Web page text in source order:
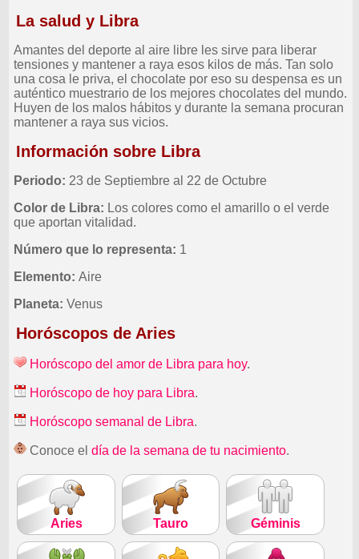
La salud y Libra
Amantes del deporte al aire libre les sirve para liberar
tensiones y mantener a raya esos kilos de más. Tan solo
una cosa le priva, el chocolate por eso su despensa es un
auténtico muestrario de los mejores chocolates del mundo.
Huyen de los malos hábitos y durante la semana procuran
mantener a raya sus vicios.
Información sobre Libra
Periodo: 23 de Septiembre al 22 de Octubre
Color de Libra: Los colores como el amarillo o el verde
que aportan vitalidad.
Número que lo representa: 1
Elemento: Aire
Planeta: Venus
Horóscopos de Aries
Horóscopo del amor de Libra para hoy.
Horóscopo de hoy para Libra.
Horóscopo semanal de Libra.
Conoce eldía de la semana de tu nacimiento.
Aries Tauro Géminis